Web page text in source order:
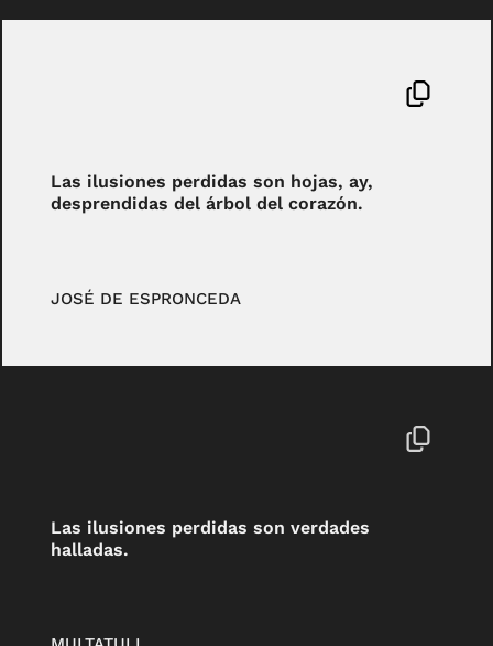
Las ilusiones perdidas son hojas, ay,
desprendidas del árbol del corazón.
JOSÉ DE ESPRONCEDA
Las ilusiones perdidas son verdades
halladas.